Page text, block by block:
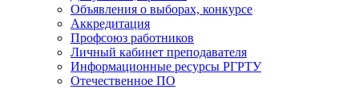
Объявления о выборах, конкурсе
Аккредитация
Профсоюз работников
Личный кабинет преподавателя
Информационные ресурсы РГРТУ
Отечественное ПО